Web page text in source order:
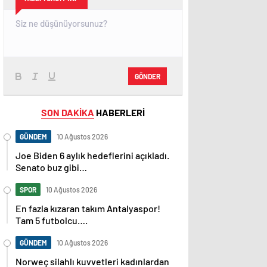
GÖNDER
SON DAKİKA HABERLERİ
GÜNDEM 10 Ağustos 2026
Joe Biden 6 aylık hedeflerini açıkladı.
Senato buz gibi…
SPOR 10 Ağustos 2026
En fazla kızaran takım Antalyaspor!
Tam 5 futbolcu….
GÜNDEM 10 Ağustos 2026
Norweç silahlı kuvvetleri kadınlardan